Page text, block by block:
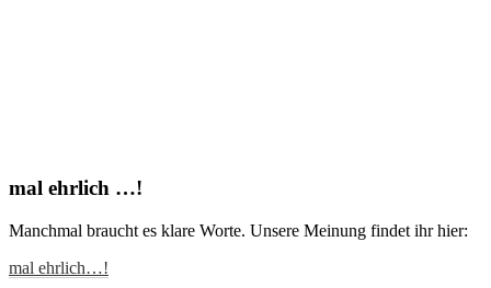
mal ehrlich …!
Manchmal braucht es klare Worte. Unsere Meinung findet ihr hier:
mal ehrlich…!